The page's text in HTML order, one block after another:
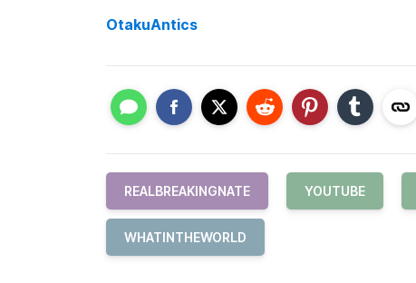
OtakuAntics
REALBREAKINGNATE YOUTUBE
WHATINTHEWORLD